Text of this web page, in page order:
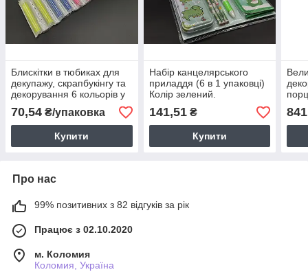
Блискітки в тюбиках для
декупажу, скрапбукінгу та
декорування 6 кольорів у
наборі 12 баночок
70,54 ₴/упаковка
Купити
Набір канцелярського
приладдя (6 в 1 упаковці)
Колір зелений.
141,51₴
Купити
841
Про нас
99% позитивних з 82 відгуків за рік
Працює з 02.10.2020
м. Коломия
Коломия, Україна